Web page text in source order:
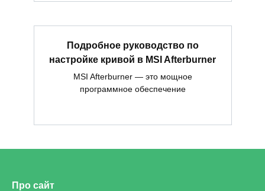
Подробное руководство по
настройке кривой в MSI Afterburner
MSI Afterburner — это мощное
программное обеспечение
Про сайт